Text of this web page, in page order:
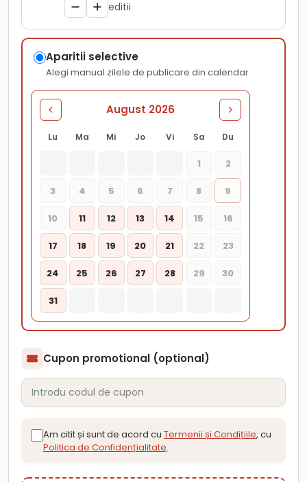
editii
Aparitii selective
Alegi manual zilele de publicare din calendar
August 2026
Lu Ma Mi Jo Vi Sa Du
1 2
3 4 5 6 7 8 9
10 11 12 13 14 15 16
17 18 19 20 21 22 23
24 25 26 27 28 29 30
31
Cupon promotional (optional)
Am citit și sunt de acord cu Termenii și Condițiile, cu
Politica de Confidențialitate.